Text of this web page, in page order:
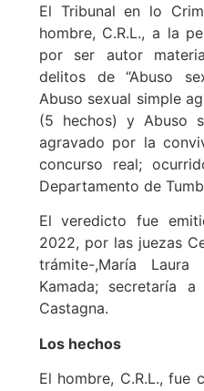
El Tribunal en lo
hombre, C.R.L., a la
por ser autor
delitos de “Abuso
Abuso sexual simple
(5 hechos) y Abuso
agravado por la
concurso real;
Departamento de
El veredicto fue
2022, por las juezas
trámite-,María
Kamada; secretaría
Castagna.
Los hechos
El hombre, C.R.L., fue